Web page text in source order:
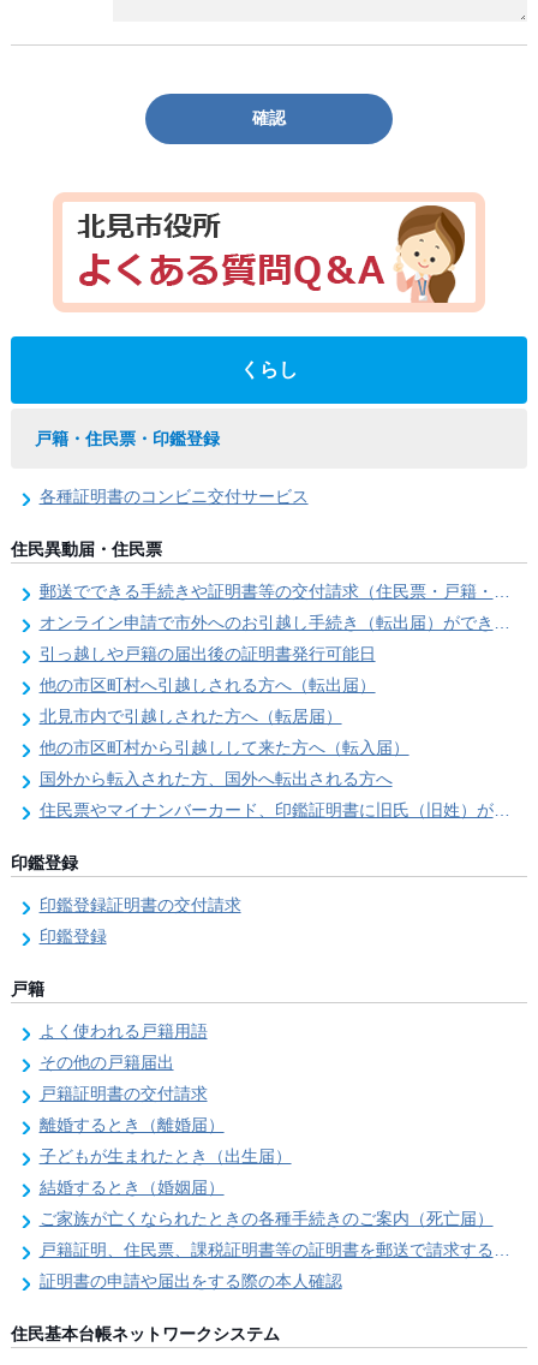
確認
くらし
戸籍・住民票・印鑑登録
各種証明書のコンビニ交付サービス
住民異動届・住民票
郵送でできる手続きや証明書等の交付請求（住民票・戸籍・国民年金関係）
オンライン申請で市外へのお引越し手続き（転出届）ができます
引っ越しや戸籍の届出後の証明書発行可能日
他の市区町村へ引越しされる方へ（転出届）
北見市内で引越しされた方へ（転居届）
他の市区町村から引越しして来た方へ（転入届）
国外から転入された方、国外へ転出される方へ
住民票やマイナンバーカード、印鑑証明書に旧氏（旧姓）が併記できるようになりました！
印鑑登録
印鑑登録証明書の交付請求
印鑑登録
戸籍
よく使われる戸籍用語
その他の戸籍届出
戸籍証明書の交付請求
離婚するとき（離婚届）
子どもが生まれたとき（出生届）
結婚するとき（婚姻届）
ご家族が亡くなられたときの各種手続きのご案内（死亡届）
戸籍証明、住民票、課税証明書等の証明書を郵送で請求する際の本人確認
証明書の申請や届出をする際の本人確認
住民基本台帳ネットワークシステム